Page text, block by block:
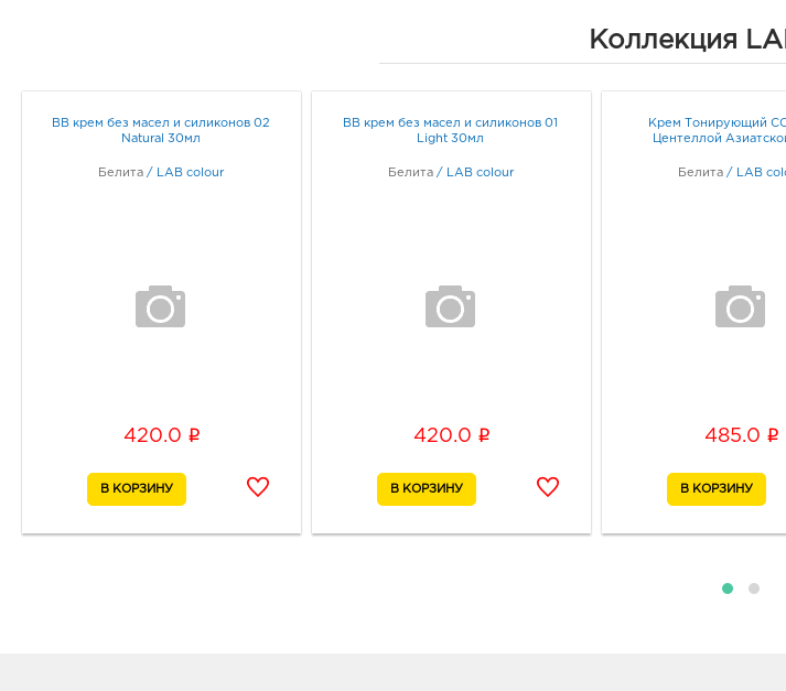
Коллекция
BB крем без масел и силиконов 02
Natural 30мл
Белита / LAB colour
420.0 i
BB крем без масел и силиконов 01
Light 30мл
Белита / LAB colour
420.0 i
Крем Тонирующий СС
Центеллой
Белита / LAB
485.0 i